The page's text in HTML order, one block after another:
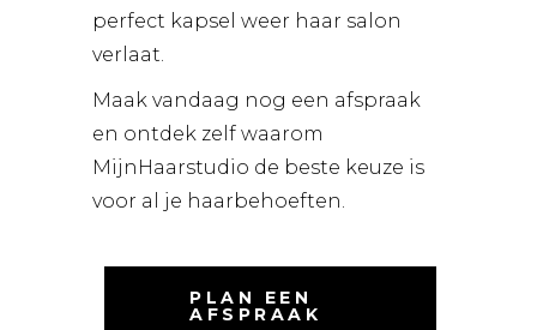
perfect kapsel weer haar salon
verlaat.
Maak vandaag nog een afspraak
en ontdek zelf waarom
MijnHaarstudio de beste keuze is
voor al je haarbehoeften.
PLAN EEN
AFSPRAAK